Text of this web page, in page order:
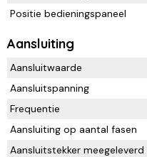
Positie bedieningspaneel
Aansluiting
Aansluitwaarde
Aansluitspanning
Frequentie
Aansluiting op aantal fasen
Aansluitstekker meegeleverd